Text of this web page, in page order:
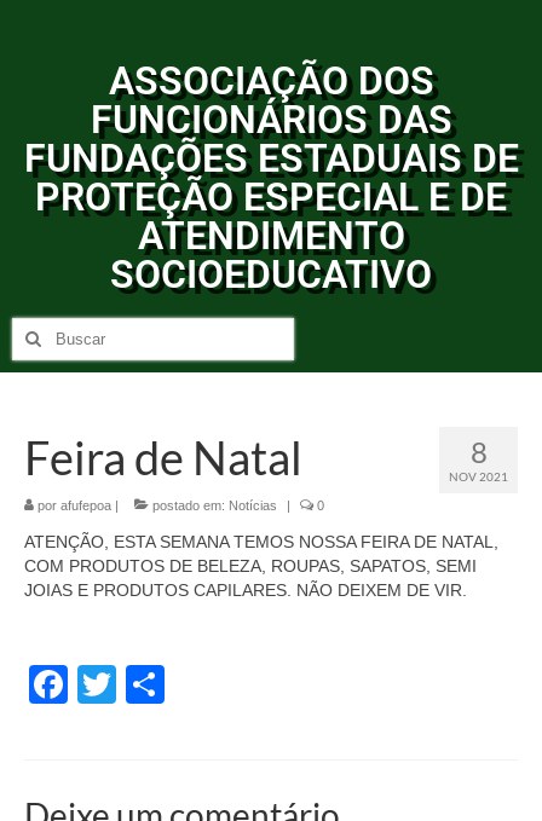
ASSOCIAÇÃO DOS
FUNCIONÁRIOS DAS
FUNDAÇÕES ESTADUAIS DE
PROTEÇÃO ESPECIAL E DE
ATENDIMENTO
SOCIOEDUCATIVO
8
NOV 2021
Feira de Natal
por afufepoa postado em: Notícias 0
ATENÇÃO, ESTA SEMANA TEMOS NOSSA FEIRA DE NATAL,
COM PRODUTOS DE BELEZA, ROUPAS, SAPATOS, SEMI
JOIAS E PRODUTOS CAPILARES. NÃO DEIXEM DE VIR.
Facebook
Twitter